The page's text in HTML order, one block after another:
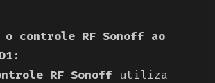
o controle RF Sonoff ao
:
RF Sonoff utiliza